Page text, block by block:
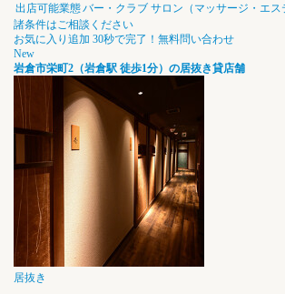
出店可能業態バー・クラブ サロン（マッサージ・エス
諸条件はご相談ください
お気に入り追加 30秒で完了！無料問い合わせ
New
岩倉市栄町2（岩倉駅 徒歩1分）の居抜き貸店舗
居抜き